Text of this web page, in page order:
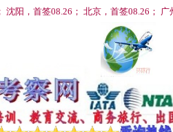
沈阳，首签08.26； 北京，首签08.26； 广